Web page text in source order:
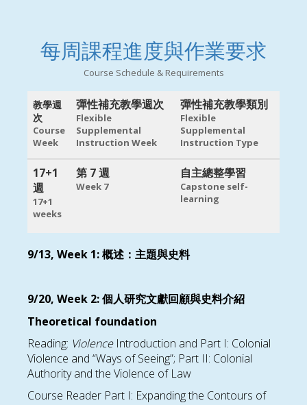
每周課程進度與作業要求
Course Schedule & Requirements
教學週
次
Course
Week
彈性補充教學週次
Flexible
Supplemental
Instruction Week
彈性補充教學類別
Flexible
Supplemental
Instruction Type
17+1
週
17+1
weeks
第 7 週
Week 7
自主總整學習
Capstone self-
learning
9/13, Week 1: 概述 ： 主題與史料
9/20, Week 2: 個人研究文獻回顧與史料介紹
Theoretical foundation
Reading: ViolenceIntroduction and Part I: Colonial
Violence and “Ways of Seeing”; Part II: Colonial
Authority and the Violence of Law
Course Reader Part I: Expanding the Contours of